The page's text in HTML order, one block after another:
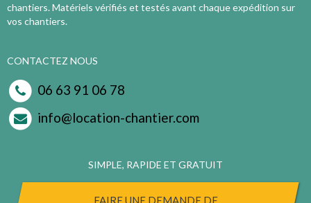
chantiers. Matériels vérifiés et testés avant chaque expédition sur
vos chantiers.
CONTACTEZ NOUS
06 63 91 06 78
info@location-chantier.com
SIMPLE, RAPIDE ET GRATUIT